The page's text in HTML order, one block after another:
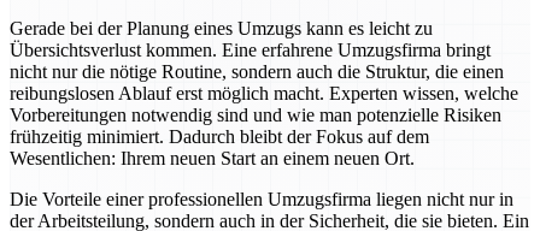
Gerade bei der Planung eines Umzugs kann es leicht zu
Übersichtsverlust kommen. Eine erfahrene Umzugsfirma bringt
nicht nur die nötige Routine, sondern auch die Struktur, die einen
reibungslosen Ablauf erst möglich macht. Experten wissen, welche
Vorbereitungen notwendig sind und wie man potenzielle Risiken
frühzeitig minimiert. Dadurch bleibt der Fokus auf dem
Wesentlichen: Ihrem neuen Start an einem neuen Ort.
Die Vorteile einer professionellen Umzugsfirma liegen nicht nur in
der Arbeitsteilung, sondern auch in der Sicherheit, die sie bieten. Ein